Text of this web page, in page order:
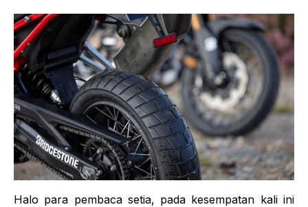
Halo para pembaca setia, pada kesempatan kali ini